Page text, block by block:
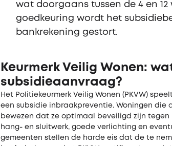
wat doorgaans tussen de 4 en
goedkeuring wordt het
bankrekening gestort.
Keurmerk Veilig Wonen:
subsidieaanvraag?
Het Politiekeurmerk Veilig Wonen (PKVW)
een subsidie inbraakpreventie. Woningen die
bewezen dat ze optimaal beveiligd zijn
hang- en sluitwerk, goede verlichting en
gemeenten stellen de harde eis dat de te